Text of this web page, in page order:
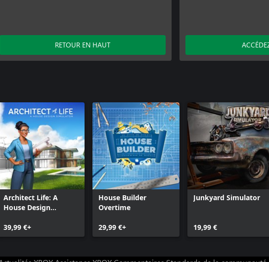
RETOUR EN HAUT
Architect Life: A
House Design
39,99 €+
House Builder
Overtime
29,99 €+
Junkyard Simulator
19,99 €